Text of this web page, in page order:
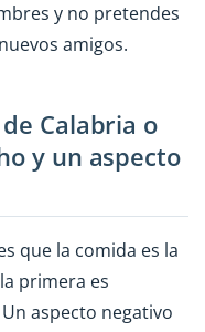
y no pretendes
amigos.
Calabria o
y un aspecto
que la comida es la
primera es
aspecto negativo